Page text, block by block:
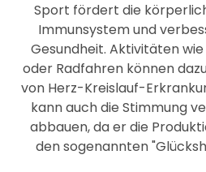
Sport fördert die
Immunsystem und
Gesundheit. Aktivitäten
oder Radfahren können
von Herz-Kreislauf-
kann auch die Stimmung
abbauen, da er die
den sogenannten